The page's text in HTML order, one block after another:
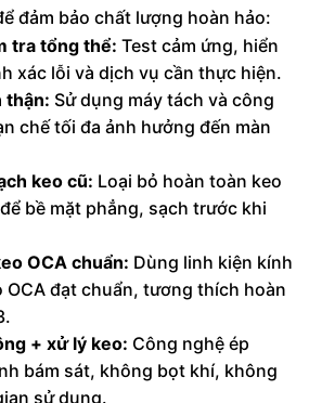
đảm bảo chất lượng hoàn hảo:
tra tổng thể: Test cảm ứng, hiển
xác lỗi và dịch vụ cần thực hiện.
thận: Sử dụng máy tách và công
chế tối đa ảnh hưởng đến màn
keo cũ: Loại bỏ hoàn toàn keo
bề mặt phẳng, sạch trước khi
OCA chuẩn: Dùng linh kiện kính
OCA đạt chuẩn, tương thích hoàn
+ xử lý keo: Công nghệ ép
bám sát, không bọt khí, không
sử dụng.